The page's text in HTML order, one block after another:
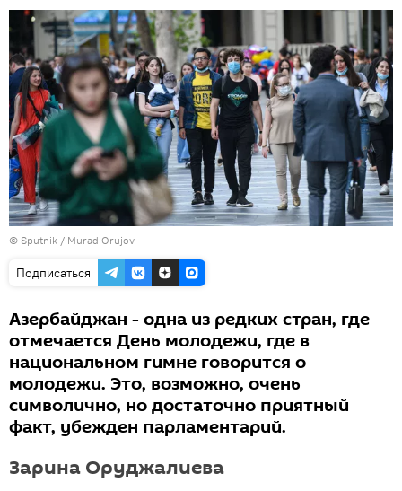
© Sputnik / Murad Orujov
Подписаться
Азербайджан - одна из редких стран, где
отмечается День молодежи, где в
национальном гимне говорится о
молодежи. Это, возможно, очень
символично, но достаточно приятный
факт, убежден парламентарий.
Зарина Оруджалиева